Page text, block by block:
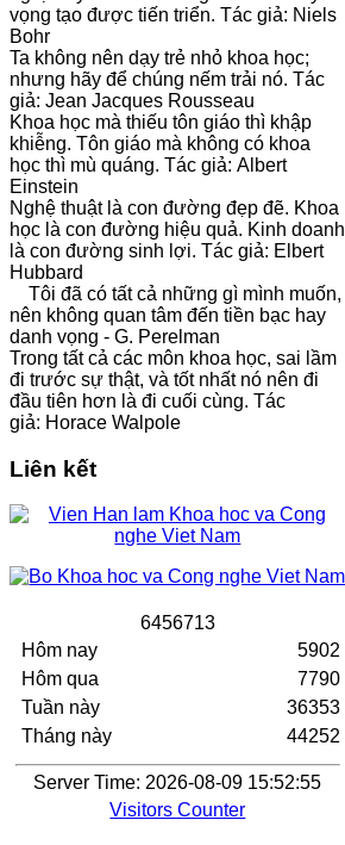
vọng tạo được tiến triển. Tác giả: Niels
Bohr
Ta không nên dạy trẻ nhỏ khoa học;
nhưng hãy để chúng nếm trải nó. Tác
giả: Jean Jacques Rousseau
Khoa học mà thiếu tôn giáo thì khập
khiễng. Tôn giáo mà không có khoa
học thì mù quáng. Tác giả: Albert
Einstein
Nghệ thuật là con đường đẹp đẽ. Khoa
học là con đường hiệu quả. Kinh doanh
là con đường sinh lợi. Tác giả: Elbert
Hubbard
Tôi đã có tất cả những gì mình muốn,
nên không quan tâm đến tiền bạc hay
danh vọng - G. Perelman
Trong tất cả các môn khoa học, sai lầm
đi trước sự thật, và tốt nhất nó nên đi
đầu tiên hơn là đi cuối cùng. Tác
giả: Horace Walpole
Liên kết
6456713
Hôm nay
Hôm qua
Tuần này
Tháng này
5902
7790
36353
44252
Server Time: 2026-08-09 15:52:55
Visitors Counter